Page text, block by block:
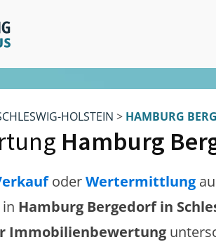
HOLSTEIN > HAMBURG
Hamburg
oderWertermittlung
Hamburg Bergedorf in
Immobilienbewertung